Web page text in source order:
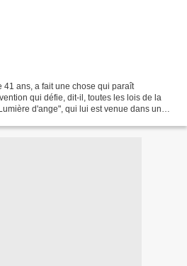
ans, a fait une chose qui paraît
qui défie, dit-il, toutes les lois de la
d'ange", qui lui est venue dans un